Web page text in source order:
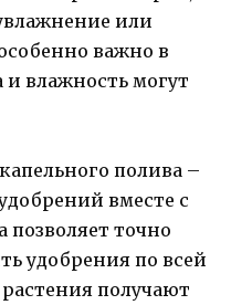
или
важно в
и влажность могут
полива –
вместе с
позволяет точно
удобрения по всей
получают